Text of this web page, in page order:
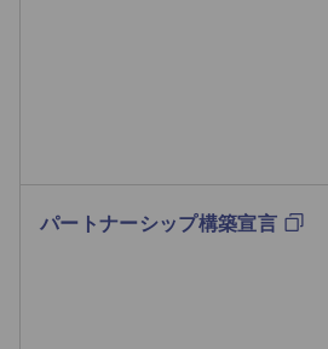
パートナーシップ構築宣言